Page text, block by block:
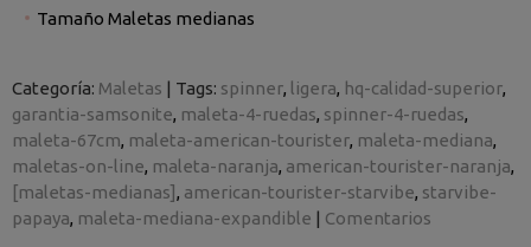
Tamaño Maletas medianas
Categoría: Maletas | Tags: spinner ligera hq-calidad-superior
garantia-samsonite maleta-4-ruedas spinner-4-ruedas
maleta-67cm maleta-american-tourister maleta-mediana
maletas-on-line maleta-naranja american-tourister-naranja
[maletas-medianas] american-tourister-starvibe starvibe-
papaya maleta-mediana-expandible | Comentarios